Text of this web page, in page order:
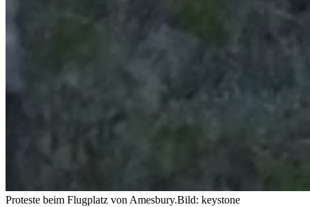
Proteste beim Flugplatz von Amesbury.Bild: keystone